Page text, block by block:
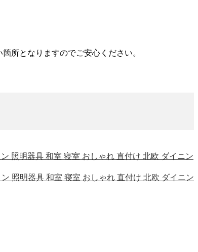
所となりますのでご安心ください。
照明器具 和室 寝室 おしゃれ 直付け 北欧 ダイニン
照明器具 和室 寝室 おしゃれ 直付け 北欧 ダイニン